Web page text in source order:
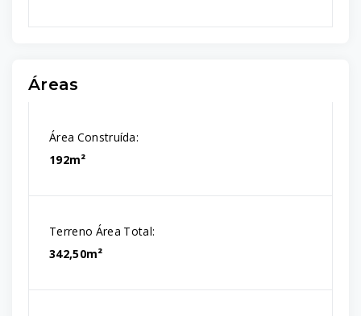
Áreas
Área Construída:
192m²
Terreno Área Total:
342,50m²